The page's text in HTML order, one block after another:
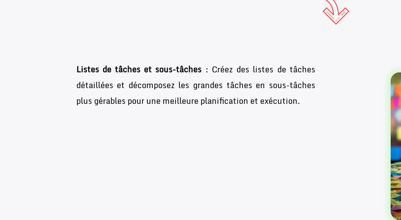
Listes de tâches et sous-tâches : Créez des listes de tâches
détaillées et décomposez les grandes tâches en sous-tâches
plus gérables pour une meilleure planification et exécution.